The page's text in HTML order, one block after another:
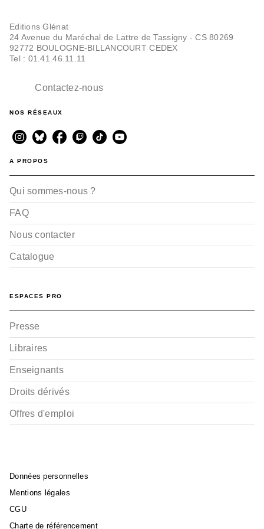
Editions Glénat
24 Avenue du Maréchal de Lattre de Tassigny - CS 80269
92772 BOULOGNE-BILLANCOURT CEDEX
Tel : 01.41.46.11.11
Contactez-nous
NOS RÉSEAUX
A PROPOS
Qui sommes-nous ?
FAQ
Nous contacter
Catalogue
ESPACES PRO
Presse
Libraires
Enseignants
Droits dérivés
Offres d'emploi
Données personnelles
Mentions légales
CGU
Charte de référencement